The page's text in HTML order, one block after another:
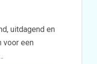
uitdagend en
voor een